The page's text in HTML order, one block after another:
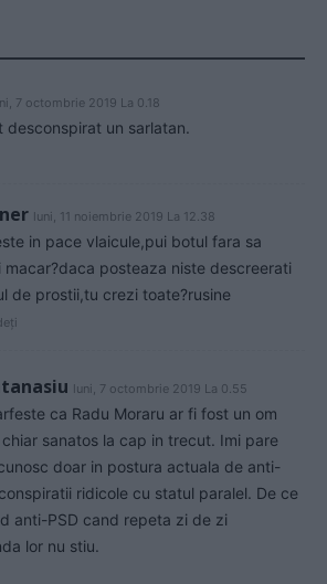
7 octombrie 2019 La 0.18
desconspirat un sarlatan.
luni, 11 noiembrie 2019 La 12.38
in pace vlaicule,pui botul fara sa
macar?daca posteaza niste descreerati
de prostii,tu crezi toate?rusine
luni, 7 octombrie 2019 La 0.55
ca Radu Moraru ar fi fost un om
sanatos la cap in trecut. Imi pare
doar in postura actuala de anti-
ridicole cu statul paralel. De ce
anti-PSD cand repeta zi de zi
lor nu stiu.